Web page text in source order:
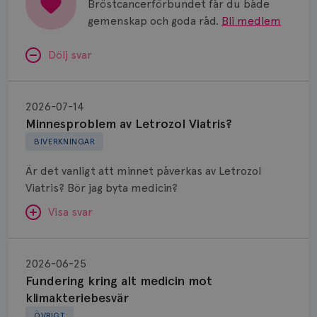
Bröstcancerförbundet får du både
gemenskap och goda råd. Bli medlem
Dölj svar
BIVERKNINGAR
Minnesproblem av Letrozol Viatris?
2026-07-14
Är det vanligt att minnet påverkas av Letrozol
Viatris? Bör jag byta medicin?
Visa svar
SVAR:
Hej. Oavsett vilken hormonsänkande behandling
(men även cytostatika) man får så kan en del
Letrozol
Viatris?
Fundering kring alt medicin mot
klimakteriebesvär
2026-06-25
kring
medicin